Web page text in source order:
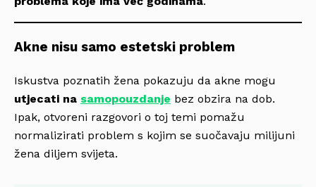
Akne nisu samo estetski problem
Iskustva poznatih žena pokazuju da akne mogu
utjecati na samopouzdanje bez obzira na dob.
Ipak, otvoreni razgovori o toj temi pomažu
normalizirati problem s kojim se suočavaju milijuni
žena diljem svijeta.